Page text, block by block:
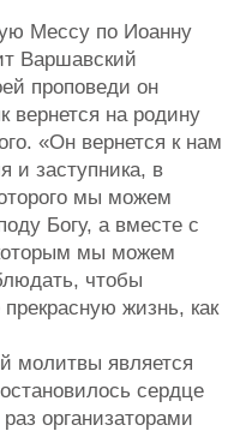
Мессу по Иоанну
Варшавский
проповеди он
вернется на родину
«Он вернется к нам
и заступника, в
мы можем
Богу, а вместе с
мы можем
чтобы
жизнь, как
молитвы является
сердце
организаторами